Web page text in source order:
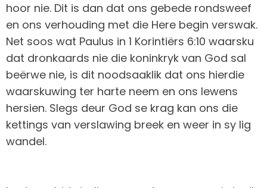
hoor nie. Dit is dan dat ons gebede rondsweef
en ons verhouding met die Here begin verswak.
Net soos wat Paulus in 1 Korintiërs 6:10 waarsku
dat dronkaards nie die koninkryk van God sal
beërwe nie, is dit noodsaaklik dat ons hierdie
waarskuwing ter harte neem en ons lewens
hersien. Slegs deur God se krag kan ons die
kettings van verslawing breek en weer in sy lig
wandel.